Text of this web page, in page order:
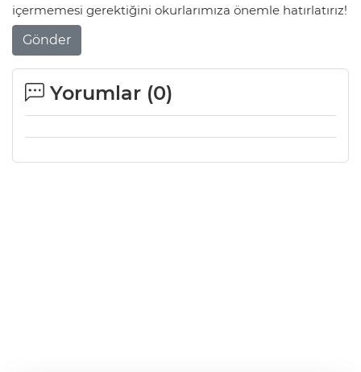
içermemesi gerektiğini okurlarımıza önemle hatırlatırız!
Gönder
Yorumlar (0)